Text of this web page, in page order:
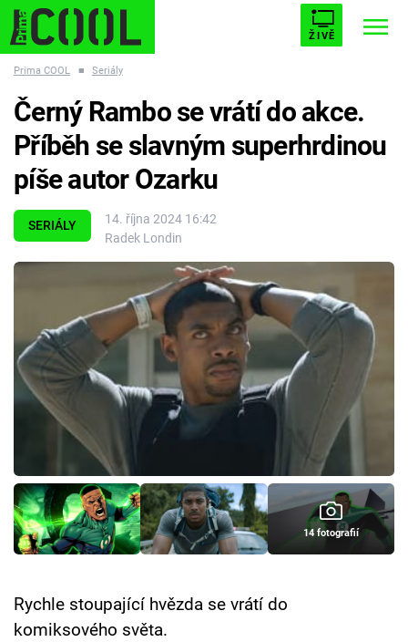
ŽIVĚ
ESCAPE PLNEJ KOTEL AVENGERS 5
Témata
Seriály
Hry
Cool Esport
Pořady
TV Program
Přihlášení
Prima COOL ■ Seriály
SERIÁLY
14. října 2024 16:42
Radek Londin
Černý Rambo se vrátí do akce.
Příběh se slavným superhrdinou
píše autor Ozarku
14 fotografií
Rychle stoupající hvězda se vrátí do
komiksového světa.